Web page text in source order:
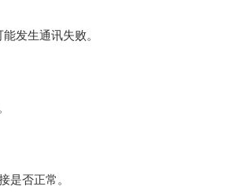
发生通讯失败。
是否正常。